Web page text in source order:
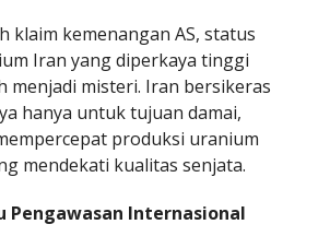
klaim kemenangan AS, status
Iran yang diperkaya tinggi
menjadi misteri. Iran bersikeras
hanya untuk tujuan damai,
produksi uranium
mendekati kualitas senjata.
Pengawasan Internasional